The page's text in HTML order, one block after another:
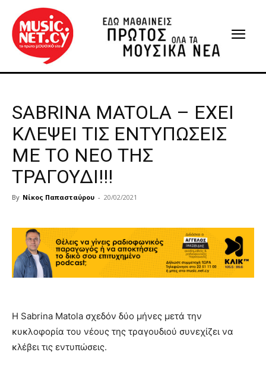
SABRINA MATOLA – ΕΧΕΙ
ΚΛΕΨΕΙ ΤΙΣ ΕΝΤΥΠΩΣΕΙΣ
ΜΕ ΤΟ ΝΕΟ ΤΗΣ
ΤΡΑΓΟΥΔΙ!!!
By Νίκος Παπασταύρου - 20/02/2021
Η Sabrina Matola σχεδόν δύο μήνες μετά την
κυκλοφορία του νέους της τραγουδιού συνεχίζει να
κλέβει τις εντυπώσεις.